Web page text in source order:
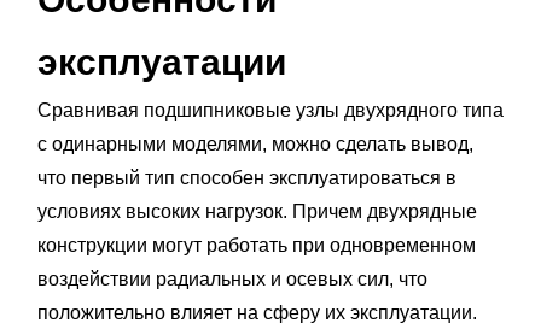
эксплуатации
Сравнивая подшипниковые узлы двухрядного типа
с одинарными моделями, можно сделать вывод,
что первый тип способен эксплуатироваться в
условиях высоких нагрузок. Причем двухрядные
конструкции могут работать при одновременном
воздействии радиальных и осевых сил, что
положительно влияет на сферу их эксплуатации.